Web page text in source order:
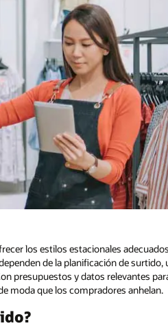
los estilos estacionales
de la planificación de
presupuestos y datos relevantes
moda que los compradores anhelan.